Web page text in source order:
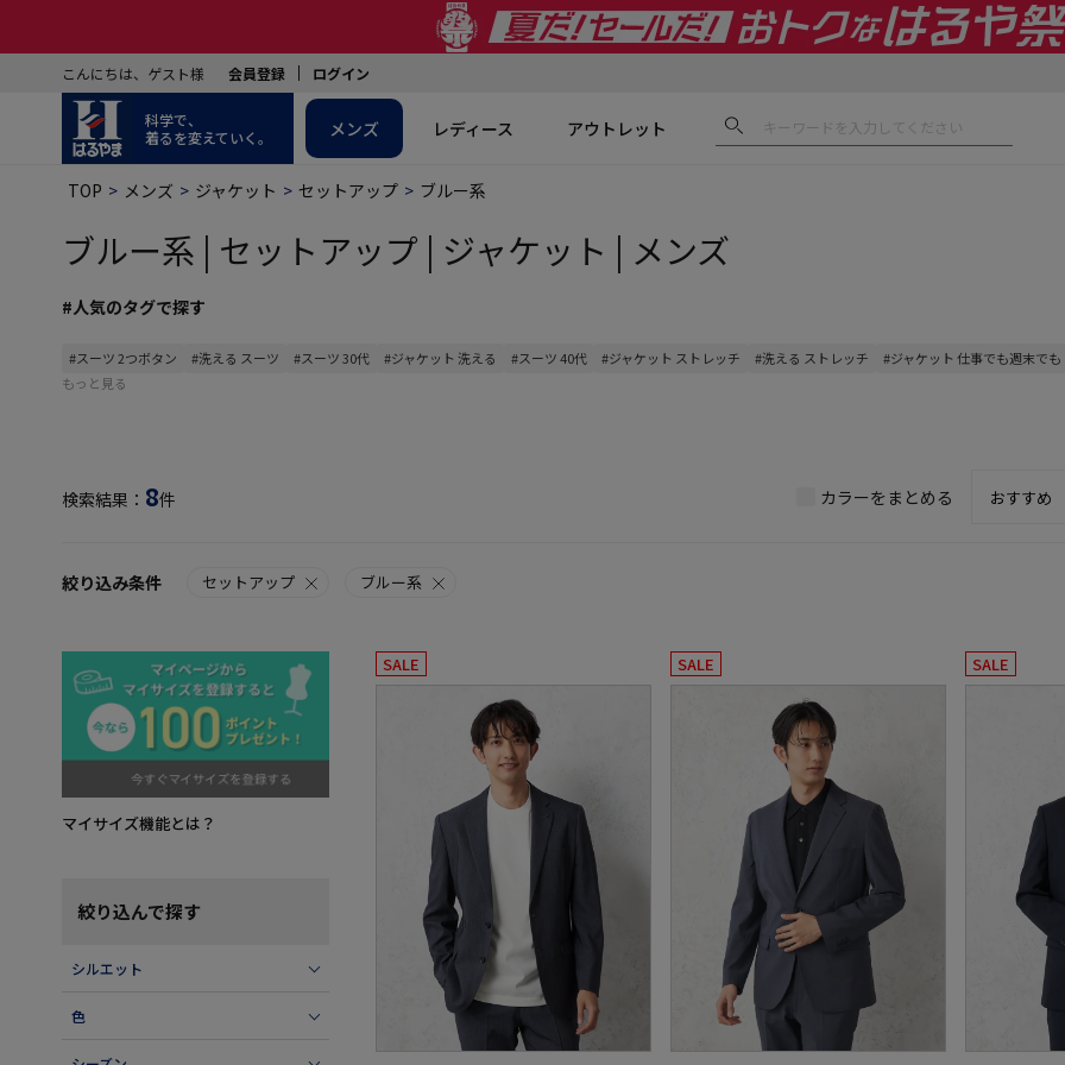
こんにちは、ゲスト様 会員登録 ログイン
科学で、
着るを変えていく。
メンズ レディース アウトレット
TOP メンズ ジャケット セットアップ ブルー系
ブルー系 | セットアップ | ジャケット | メンズ
#人気のタグで探す
#スーツ 2つボタン #洗える スーツ #スーツ 30代 #ジャケット 洗える #スーツ 40代 #ジャケット ストレッチ #洗える ストレッチ
#ジャケット 仕事でも週末でも
もっと見る
検索結果： 8件 カラーをまとめる
絞り込み条件 セットアップ ブルー系
マイサイズ機能とは？
絞り込んで探す
シルエット
色
SALE SALE SALE